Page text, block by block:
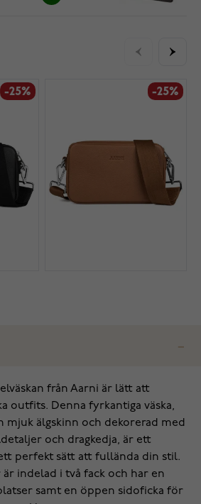
-25% -25%
från Aarni är lätt att
outfits. Denna fyrkantiga väska,
mjuk älgskinn och dekorerad med
och dragkedja, är ett
perfekt sätt att fullända din stil.
är indelad i två fack och har en
samt en öppen sidoficka för